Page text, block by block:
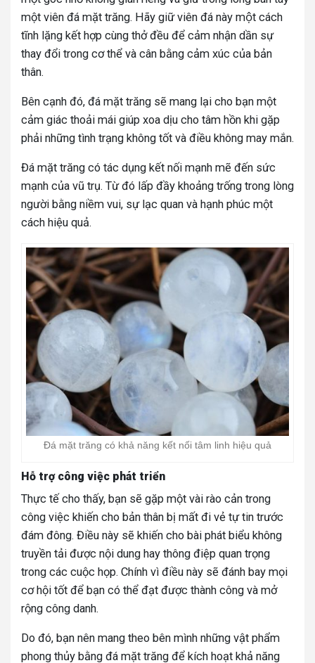
một viên đá mặt trăng. Hãy giữ viên đá này một cách
tĩnh lặng kết hợp cùng thở đều để cảm nhận dần sự
thay đổi trong cơ thể và cân bằng cảm xúc của bản
thân.
Bên cạnh đó, đá mặt trăng sẽ mang lại cho bạn một
cảm giác thoải mái giúp xoa dịu cho tâm hồn khi gặp
phải những tình trạng không tốt và điều không may mắn.
Đá mặt trăng có tác dụng kết nối mạnh mẽ đến sức
mạnh của vũ trụ. Từ đó lấp đầy khoảng trống trong lòng
người bằng niềm vui, sự lạc quan và hạnh phúc một
cách hiệu quả.
Đá mặt trăng có khả năng kết nối tâm linh hiệu quả
Hỗ trợ công việc phát triển
Thực tế cho thấy, bạn sẽ gặp một vài rào cản trong
công việc khiến cho bản thân bị mất đi vẻ tự tin trước
đám đông. Điều này sẽ khiến cho bài phát biểu không
truyền tải được nội dung hay thông điệp quan trọng
trong các cuộc họp. Chính vì điều này sẽ đánh bay mọi
cơ hội tốt để bạn có thể đạt được thành công và mở
rộng công danh.
Do đó, bạn nên mang theo bên mình những vật phẩm
phong thủy bằng đá mặt trăng để kích hoạt khả năng